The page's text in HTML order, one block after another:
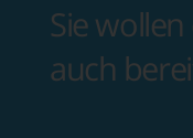
Sie
auch